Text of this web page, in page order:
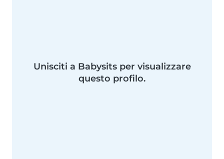
Unisciti a Babysits per visualizzare
questo profilo.